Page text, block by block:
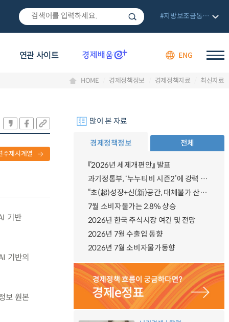
연관 사이트 ENG
#지방보조금통합관리망
HOME 경제정책정보 경제정책자료 최신자료
주제시계열
기반
기반의
보 원본
많이 본 자료
경제정책정보 전체
『2026년 세제개편안』 발표
과기정통부, ‘누누티비 시즌2’에 강력 대응 의지 밝혀
“초(超)성장+신(新)공간, 대체불가 산업강국”
7월 소비자물가는 2.8% 상승
2026년 한국 주식시장 여건 및 전망
2026년 7월 수출입 동향
2026년 7월 소비자물가동향